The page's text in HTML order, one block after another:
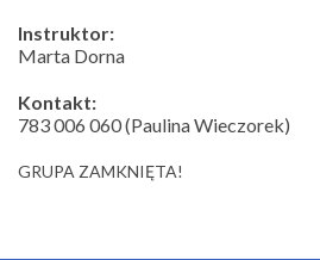
Instruktor:
Marta Dorna
Kontakt:
783 006 060 (Paulina Wieczorek)
GRUPA ZAMKNIĘTA!